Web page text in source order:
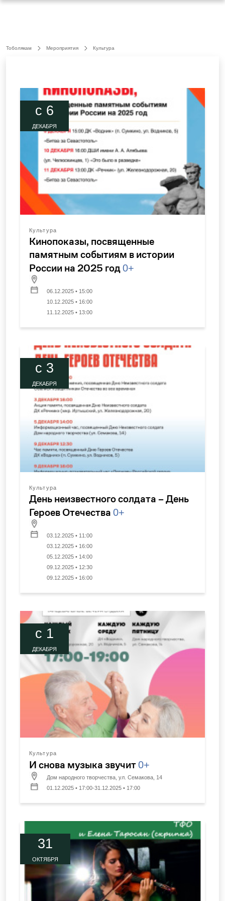
Тоболякам Мероприятия Культура
c 6
ДЕКАБРЯ
Культура
Кинопоказы, посвященные
памятным событиям в истории
России на 2025 год0+
06.12.2025 • 15:00
10.12.2025 • 16:00
11.12.2025 • 13:00
c 3
ДЕКАБРЯ
Культура
День неизвестного солдата – День
Героев Отечества 0+
03.12.2025 • 11:00
03.12.2025 • 16:00
05.12.2025 • 14:00
09.12.2025 • 12:30
09.12.2025 • 16:00
c 1
ДЕКАБРЯ
Культура
И снова музыка звучит0+
Дом народного творчества, ул. Семакова, 14
01.12.2025 • 17:00-31.12.2025 • 17:00
31
ОКТЯБРЯ